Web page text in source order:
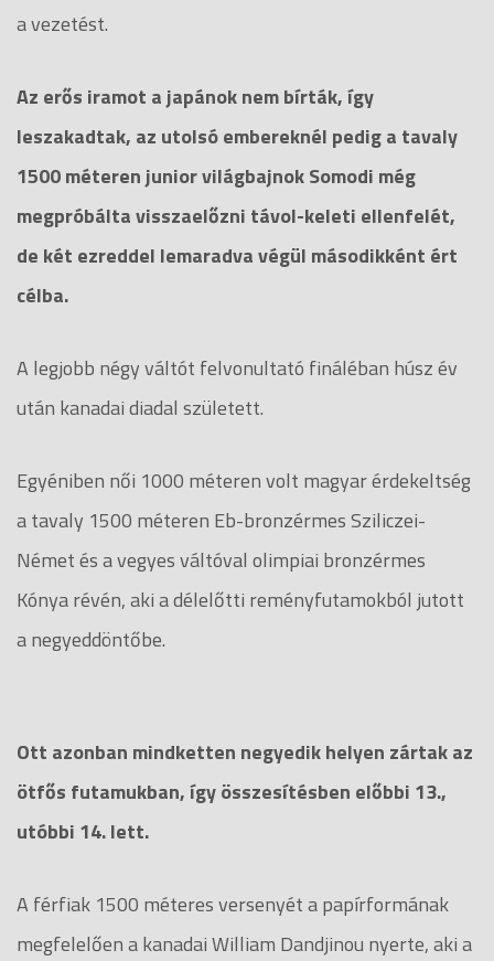
a vezetést.
Az erős iramot a japánok nem bírták, így
leszakadtak, az utolsó embereknél pedig a tavaly
1500 méteren junior világbajnok Somodi még
megpróbálta visszaelőzni távol-keleti ellenfelét,
de két ezreddel lemaradva végül másodikként ért
célba.
A legjobb négy váltót felvonultató fináléban húsz év
után kanadai diadal született.
Egyéniben női 1000 méteren volt magyar érdekeltség
a tavaly 1500 méteren Eb-bronzérmes Sziliczei-
Német és a vegyes váltóval olimpiai bronzérmes
Kónya révén, aki a délelőtti reményfutamokból jutott
a negyeddöntőbe.
Ott azonban mindketten negyedik helyen zártak az
ötfős futamukban, így összesítésben előbbi 13.,
utóbbi 14. lett.
A férfiak 1500 méteres versenyét a papírformának
megfelelően a kanadai William Dandjinou nyerte, aki a